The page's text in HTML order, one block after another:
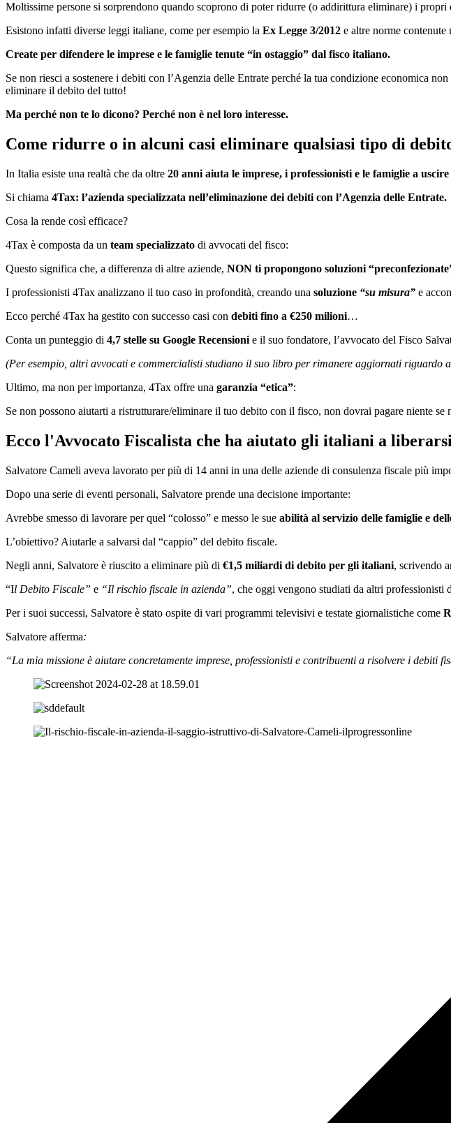
Moltissime persone si sorprendono quando scoprono di poter ridurre (o addirittura eliminare) i
Esistono infatti diverse leggi italiane, come per esempio la Ex Legge 3/2012 e altre norme
Create per difendere le imprese e le famiglie tenute “in ostaggio” dal fisco italiano.
Se non riesci a sostenere i debiti con l’Agenzia delle Entrate perché la tua condizione economica
eliminare il debito del tutto!
Ma perché non te lo dicono? Perché non è nel loro interesse.
Come ridurre o in alcuni casi eliminare qualsiasi tipo di
In Italia esiste una realtà che da oltre 20 anni aiuta le imprese, i professionisti e le famiglie a
Si chiama 4Tax: l’azienda specializzata nell’eliminazione dei debiti con l’Agenzia delle Entrate.
Cosa la rende così efficace?
4Tax è composta da un team specializzato di avvocati del fisco:
Questo significa che, a differenza di altre aziende, NON ti propongono soluzioni
I professionisti 4Tax analizzano il tuo caso in profondità, creando una soluzione “su misura” e
Ecco perché 4Tax ha gestito con successo casi con debiti fino a €250 milioni…
Conta un punteggio di 4,7 stelle su Google Recensioni e il suo fondatore, l’avvocato del Fisco
(Per esempio, altri avvocati e commercialisti studiano il suo libro per rimanere aggiornati riguardo
Ultimo, ma non per importanza, 4Tax offre una garanzia “etica”:
Se non possono aiutarti a ristrutturare/eliminare il tuo debito con il fisco, non dovrai pagare niente
Ecco l'Avvocato Fiscalista che ha aiutato gli italiani a
Salvatore Cameli aveva lavorato per più di 14 anni in una delle aziende di consulenza fiscale più
Dopo una serie di eventi personali, Salvatore prende una decisione importante:
Avrebbe smesso di lavorare per quel “colosso” e messo le sue abilità al servizio delle famiglie e
L’obiettivo? Aiutarle a salvarsi dal “cappio” del debito fiscale.
Negli anni, Salvatore è riuscito a eliminare più di €1,5 miliardi di debito per gli italiani, scrivendo
“Il Debito Fiscale” e “Il rischio fiscale in azienda”, che oggi vengono studiati da altri professionisti
Per i suoi successi, Salvatore è stato ospite di vari programmi televisivi e testate giornalistiche come
Salvatore afferma:
“La mia missione è aiutare concretamente imprese, professionisti e contribuenti a risolvere i